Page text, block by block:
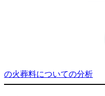
の火葬料についての分析